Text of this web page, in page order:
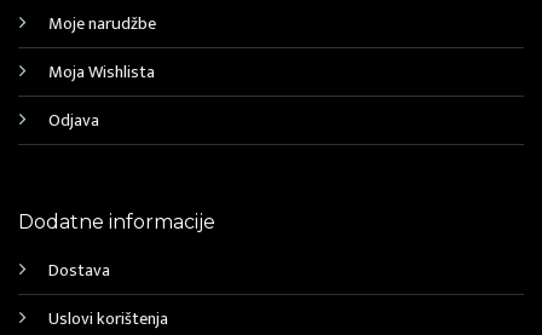
Moje narudžbe
Moja Wishlista
Odjava
Dodatne informacije
Dostava
Uslovi korištenja